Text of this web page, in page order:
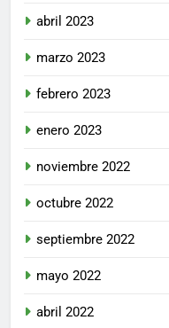
abril 2023
marzo 2023
febrero 2023
enero 2023
noviembre 2022
octubre 2022
septiembre 2022
mayo 2022
abril 2022